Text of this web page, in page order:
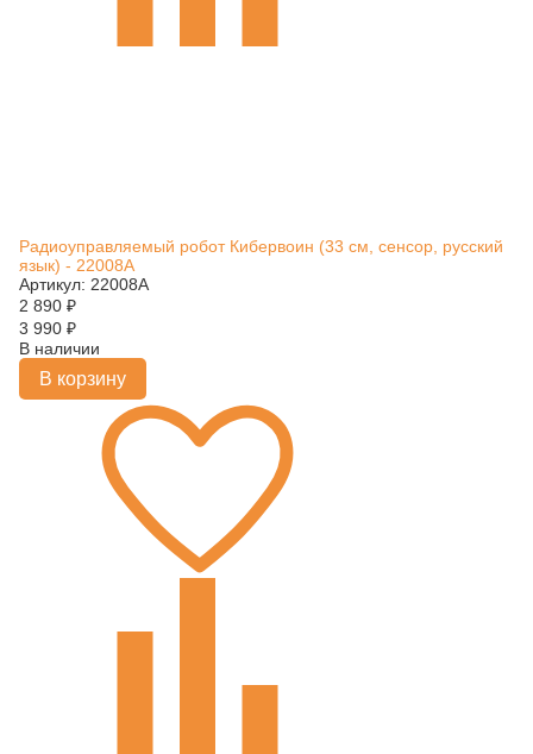
Радиоуправляемый робот Кибервоин (33 см, сенсор, русский
язык) - 22008A
Артикул: 22008A
2 890 ₽
3 990 ₽
В наличии
В корзину